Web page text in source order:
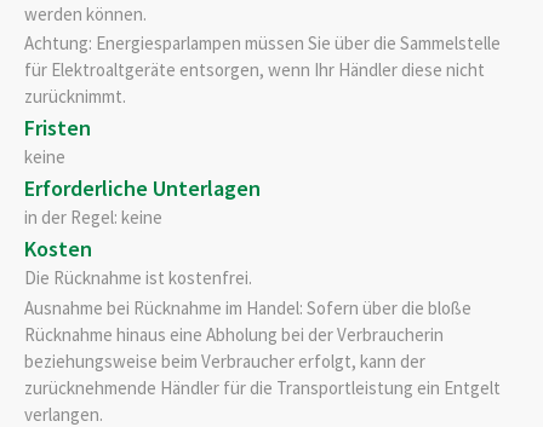
werden können.
Achtung: Energiesparlampen müssen Sie über die Sammelstelle
für Elektroaltgeräte entsorgen, wenn Ihr Händler diese nicht
zurücknimmt.
Fristen
keine
Erforderliche Unterlagen
in der Regel: keine
Kosten
Die Rücknahme ist kostenfrei.
Ausnahme bei Rücknahme im Handel: Sofern über die bloße
Rücknahme hinaus eine Abholung bei der Verbraucherin
beziehungsweise beim Verbraucher erfolgt, kann der
zurücknehmende Händler für die Transportleistung ein Entgelt
verlangen.